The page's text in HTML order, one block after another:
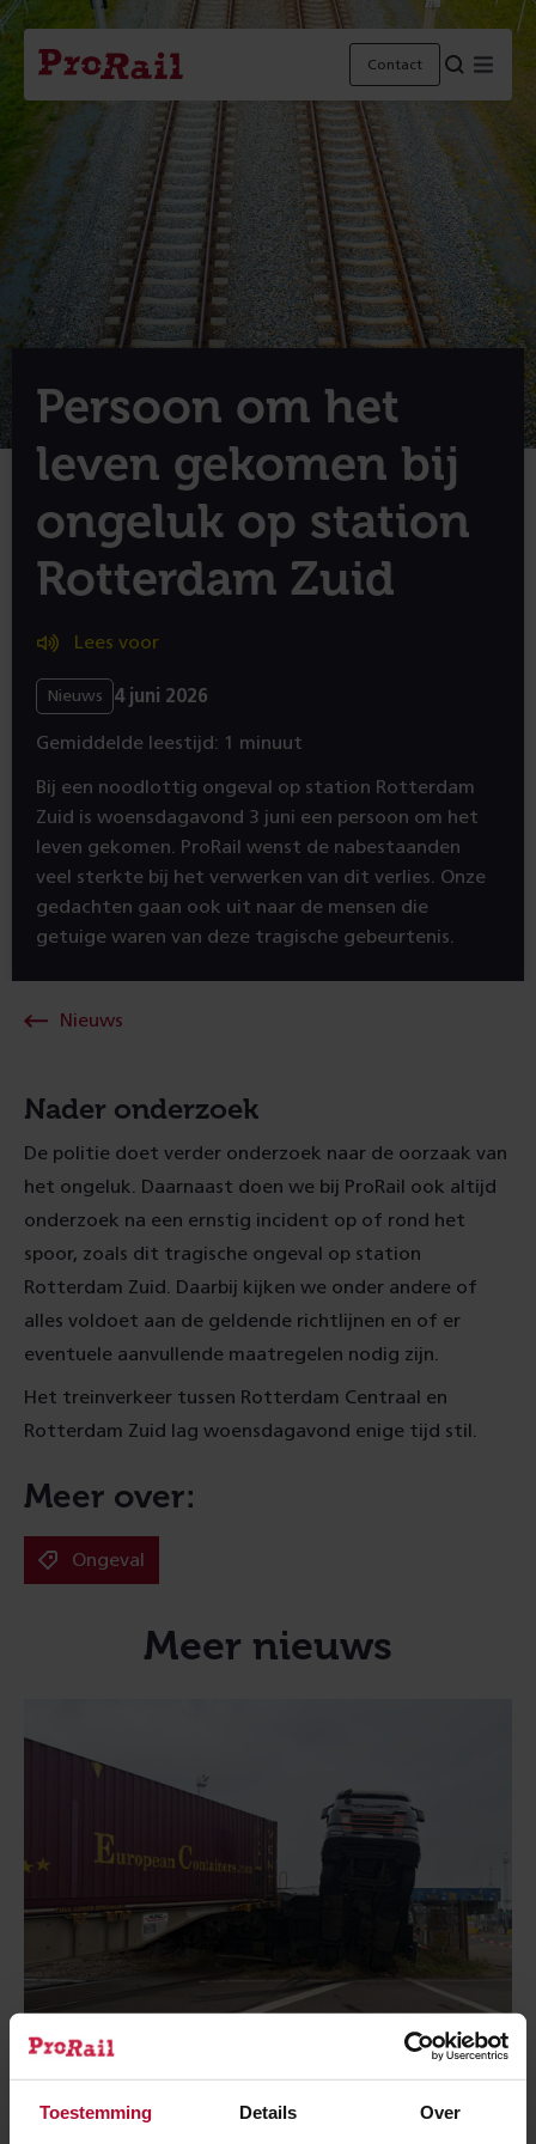
Toestemming Details Over
Navigatie
Homepage
ProRail
Contact
Persoon om het
leven gekomen bij
ongeluk op station
Rotterdam Zuid
Lees voor
Nieuws 4 juni 2026
Gemiddelde leestijd: 1 minuut
Bij een noodlottig ongeval op station Rotterdam
Zuid is woensdagavond 3 juni een persoon om het
leven gekomen. ProRail wenst de nabestaanden
veel sterkte bij het verwerken van dit verlies. Onze
gedachten gaan ook uit naar de mensen die
getuige waren van deze tragische gebeurtenis.
Nieuws
Nader onderzoek
De politie doet verder onderzoek naar de oorzaak van
het ongeluk. Daarnaast doen we bij ProRail ook altijd
onderzoek na een ernstig incident op of rond het
spoor, zoals dit tragische ongeval op station
Rotterdam Zuid. Daarbij kijken we onder andere of
alles voldoet aan de geldende richtlijnen en of er
eventuele aanvullende maatregelen nodig zijn.
Het treinverkeer tussen Rotterdam Centraal en
Rotterdam Zuid lag woensdagavond enige tijd stil.
Meer over:
Ongeval
Meer nieuws
Aanrijding tussen vrachtwagen en